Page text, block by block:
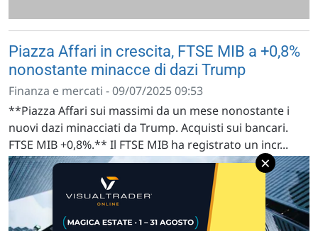
Piazza Affari in crescita, FTSE MIB a +0,8%
nonostante minacce di dazi Trump
Finanza e mercati - 09/07/2025 09:53
**Piazza Affari sui massimi da un mese nonostante i
nuovi dazi minacciati da Trump. Acquisti sui bancari.
FTSE MIB +0,8%.** Il FTSE MIB ha registrato un incr...
×